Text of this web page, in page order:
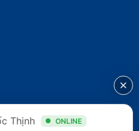
TNHH CITY ONE VIỆT NAM
Thịnh ONLINE